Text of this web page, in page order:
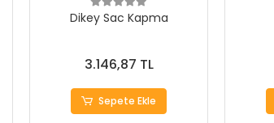
Dikey Sac Kapma
3.146,87 TL
Sepete Ekle